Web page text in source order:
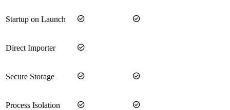
Startup on Launch  
Direct Importer 
Secure Storage  
Process Isolation  